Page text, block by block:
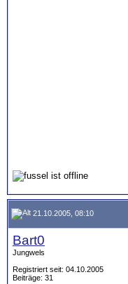
21.10.2005, 08:10
Bart0
Jungwels
Registriert seit: 04.10.2005
Beiträge: 31